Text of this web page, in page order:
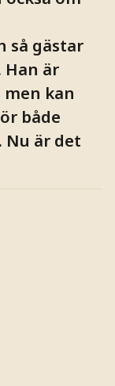
så gästar
Han är
kan
både
Nu är det